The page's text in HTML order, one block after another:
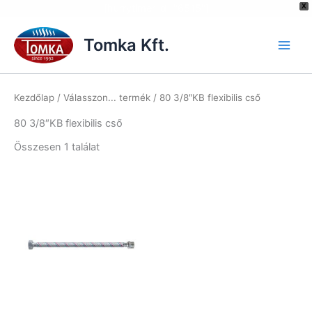
X
content
Tomka Kft.
Kezdőlap / Válasszon... termék / 80 3/8″KB flexibilis cső
80 3/8″KB flexibilis cső
Összesen 1 találat